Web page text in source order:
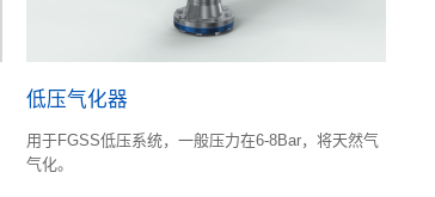
低压气化器
用于FGSS低压系统，一般压力在6-8Bar，将天然气
气化。